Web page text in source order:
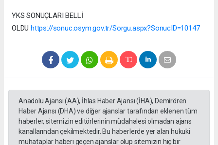
YKS SONUÇLARI BELLİ
OLDUhttps://sonuc.osym.gov.tr/Sorgu.aspx?SonucID=10147
Anadolu Ajansı (AA), İhlas Haber Ajansı (İHA), Demirören
Haber Ajansı (DHA) ve diğer ajanslar tarafından eklenen tüm
haberler, sitemizin editörlerinin müdahalesi olmadan ajans
kanallarından çekilmektedir. Bu haberlerde yer alan hukuki
muhataplar haberi geçen ajanslar olup sitemizin hiç bir